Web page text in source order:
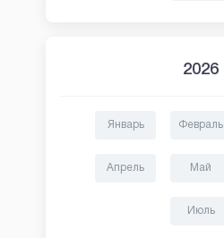
2026
Январь Февраль
Апрель Май
Июль